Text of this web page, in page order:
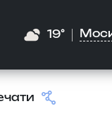
19°